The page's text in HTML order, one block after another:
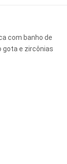
com banho de
gota e zircônias